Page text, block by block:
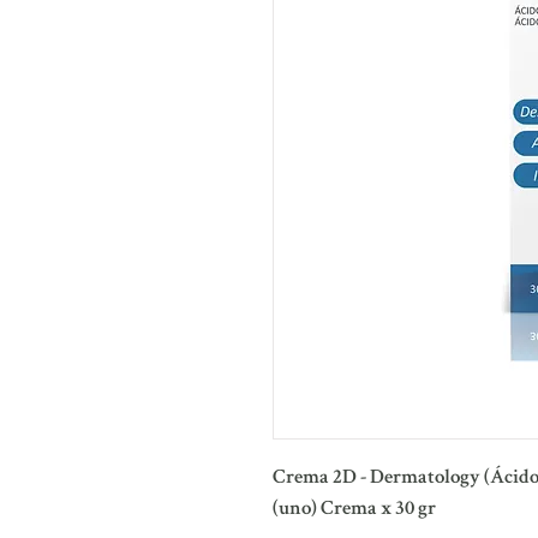
Crema 2D - Dermatology
(uno) Crema x 30 gr